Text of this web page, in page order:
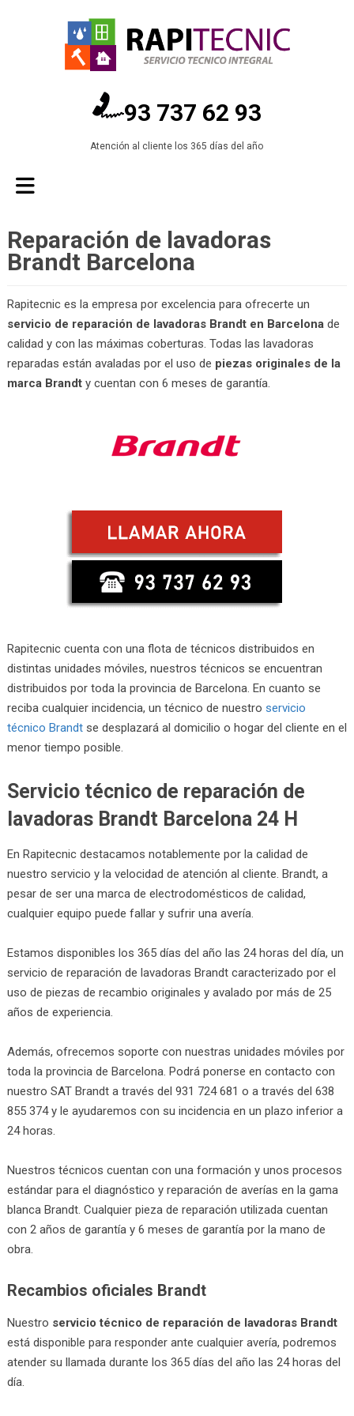
93 737 62 93
Atención al cliente los 365 días del año
Reparación de lavadoras
Brandt Barcelona
Rapitecnic es la empresa por excelencia para ofrecerte un
servicio de reparación de lavadoras Brandt en Barcelonade
calidad y con las máximas coberturas. Todas las lavadoras
reparadas están avaladas por el uso de piezas originales de la
marca Brandty cuentan con 6 meses de garantía.
Rapitecnic cuenta con una flota de técnicos distribuidos en
distintas unidades móviles, nuestros técnicos se encuentran
distribuidos por toda la provincia de Barcelona. En cuanto se
reciba cualquier incidencia, un técnico de nuestro servicio
técnico Brandtse desplazará al domicilio o hogar del cliente en el
menor tiempo posible.
Servicio técnico de reparación de
lavadoras Brandt Barcelona 24 H
En Rapitecnic destacamos notablemente por la calidad de
nuestro servicio y la velocidad de atención al cliente. Brandt, a
pesar de ser una marca de electrodomésticos de calidad,
cualquier equipo puede fallar y sufrir una avería.
Estamos disponibles los 365 días del año las 24 horas del día, un
servicio de reparación de lavadoras Brandt caracterizado por el
uso de piezas de recambio originales y avalado por más de 25
años de experiencia.
Además, ofrecemos soporte con nuestras unidades móviles por
toda la provincia de Barcelona. Podrá ponerse en contacto con
nuestro SAT Brandt a través del 931 724 681 o a través del 638
855 374 y le ayudaremos con su incidencia en un plazo inferior a
24 horas.
Nuestros técnicos cuentan con una formación y unos procesos
estándar para el diagnóstico y reparación de averías en la gama
blanca Brandt. Cualquier pieza de reparación utilizada cuentan
con 2 años de garantía y 6 meses de garantía por la mano de
obra.
Recambios oficiales Brandt
Nuestro servicio técnico de reparación de lavadoras Brandt
está disponible para responder ante cualquier avería, podremos
atender su llamada durante los 365 días del año las 24 horas del
día.